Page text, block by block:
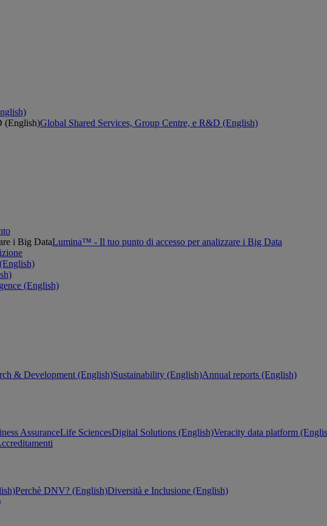
Global Shared Services, Group Centre, e R&D (English)
Lumina™ - Il tuo punto di accesso per analizzare i Big Data
(English)
& Development (English)Sustainability (English)Annual reports (English)
AssuranceLife SciencesDigital Solutions (English)Veracity data platform
Perchè DNV? (English)Diversità e Inclusione (English)